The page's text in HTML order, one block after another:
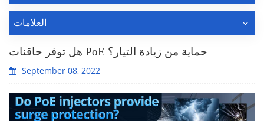
العلامات
هل توفر حاقنات PoE حماية من زيادة التيار؟
September 08, 2022